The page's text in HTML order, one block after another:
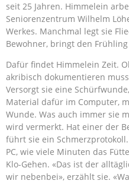
seit 25 Jahren. Himmelein
Seniorenzentrum Wilhelm
Werkes. Manchmal legt sie
Bewohner, bringt den
Dafür findet Himmelein Zeit.
akribisch dokumentieren
Versorgt sie eine
Material dafür im Computer,
Wunde. Was auch immer sie
wird vermerkt. Hat einer der
führt sie ein
PC, wie viele Minuten das
Klo-Gehen. «Das ist der
wir nebenbei», erzählt sie.